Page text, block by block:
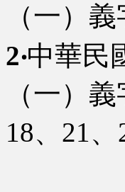
（一）
2‧中華民
（一）
18、21